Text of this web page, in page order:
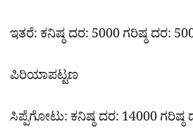
ಇತರೆ: ಕನಿಷ್ಠ ದರ: 5000 ಗರಿಷ್ಠ ದರ:
ಪಿರಿಯಾಪಟ್ಟಣ
ಸಿಪ್ಪೆಗೋಟು: ಕನಿಷ್ಠ ದರ: 14000 ಗರಿಷ್ಠ